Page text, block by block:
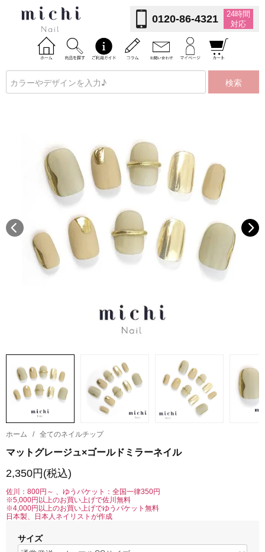
0120-86-4321
24時間
対応
検索
ホーム / 全てのネイルチップ
マットグレージュ×ゴールドミラーネイル
2,350円(税込)
佐川：800円～ 、ゆうパケット：全国一律350円
※5,000円以上のお買い上げで佐川無料
※4,000円以上のお買い上げでゆうパケット無料
日本製、日本人ネイリストが作成
サイズ